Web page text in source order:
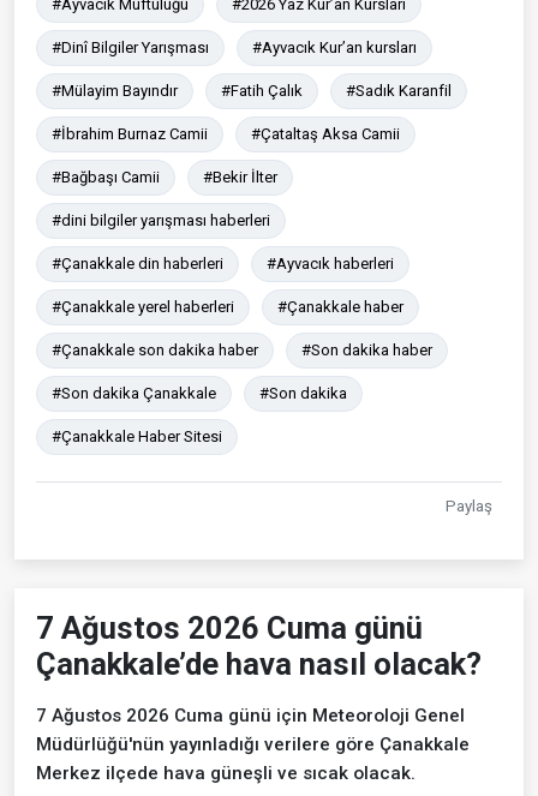
#Ayvacık Müftülüğü #2026 Yaz Kur’an Kursları
#Dinî Bilgiler Yarışması #Ayvacık Kur’an kursları
#Mülayim Bayındır #Fatih Çalık #Sadık Karanfil
#İbrahim Burnaz Camii #Çataltaş Aksa Camii
#Bağbaşı Camii #Bekir İlter
#dini bilgiler yarışması haberleri
#Çanakkale din haberleri #Ayvacık haberleri
#Çanakkale yerel haberleri #Çanakkale haber
#Çanakkale son dakika haber #Son dakika haber
#Son dakika Çanakkale #Son dakika
#Çanakkale Haber Sitesi
Paylaş
7 Ağustos 2026 Cuma günü
Çanakkale’de hava nasıl olacak?
7 Ağustos 2026 Cuma günü için Meteoroloji Genel
Müdürlüğü'nün yayınladığı verilere göre Çanakkale
Merkez ilçede hava güneşli ve sıcak olacak.